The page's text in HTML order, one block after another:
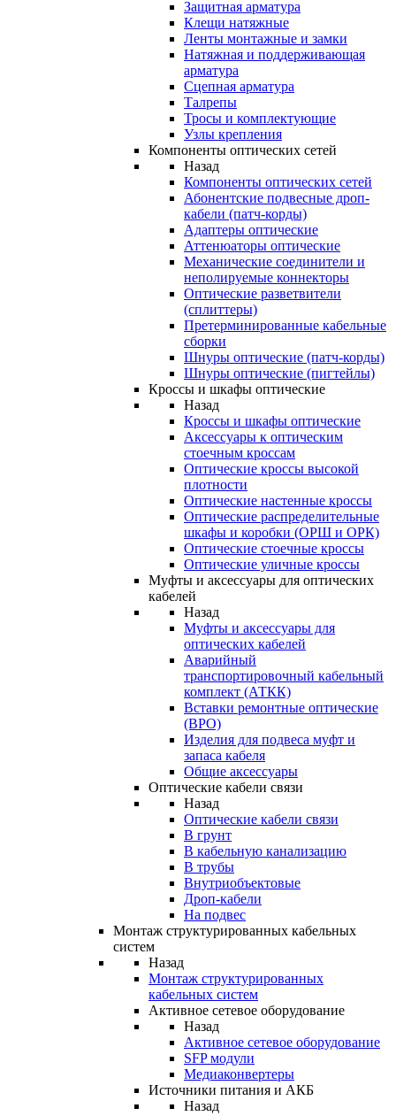
Защитная арматура
Клещи натяжные
Ленты монтажные и замки
Натяжная и поддерживающая
арматура
Сцепная арматура
Талрепы
Тросы и комплектующие
Узлы крепления
Компоненты оптических сетей
Назад
Компоненты оптических сетей
Абонентские подвесные дроп-
кабели (патч-корды)
Адаптеры оптические
Аттенюаторы оптические
Механические соединители и
неполируемые коннекторы
Оптические разветвители
(сплиттеры)
Претерминированные кабельные
сборки
Шнуры оптические (патч-корды)
Шнуры оптические (пигтейлы)
Кроссы и шкафы оптические
Назад
Кроссы и шкафы оптические
Аксессуары к оптическим
стоечным кроссам
Оптические кроссы высокой
плотности
Оптические настенные кроссы
Оптические распределительные
шкафы и коробки (ОРШ и ОРК)
Оптические стоечные кроссы
Оптические уличные кроссы
Муфты и аксессуары для оптических
кабелей
Назад
Муфты и аксессуары для
оптических кабелей
Аварийный
транспортировочный кабельный
комплект (АТКК)
Вставки ремонтные оптические
(ВРО)
Изделия для подвеса муфт и
запаса кабеля
Общие аксессуары
Оптические кабели связи
Назад
Оптические кабели связи
В грунт
В кабельную канализацию
В трубы
Внутриобъектовые
Дроп-кабели
На подвес
Монтаж структурированных кабельных
систем
Назад
Монтаж структурированных
кабельных систем
Активное сетевое оборудование
Назад
Активное сетевое оборудование
SFP модули
Медиаконвертеры
Источники питания и АКБ
Назад